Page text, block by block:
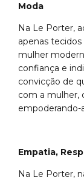
Moda
Na Le Porter,
apenas
mulher
confiança e
convicção de
com a mulher,
empoderando-
Empatia,
Na Le Porter,